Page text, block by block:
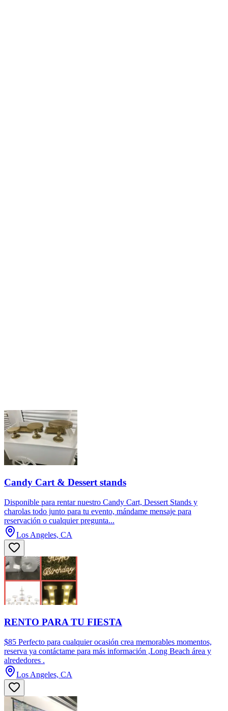
Candy Cart & Dessert stands
Disponible para rentar nuestro Candy Cart, Dessert Stands y
charolas todo junto para tu evento, mándame mensaje para
reservación o cualquier pregunta...
Los Angeles, CA
RENTO PARA TU FIESTA
$85 Perfecto para cualquier ocasión crea memorables momentos,
reserva ya contáctame para más información ,Long Beach área y
alrededores .
Los Angeles, CA